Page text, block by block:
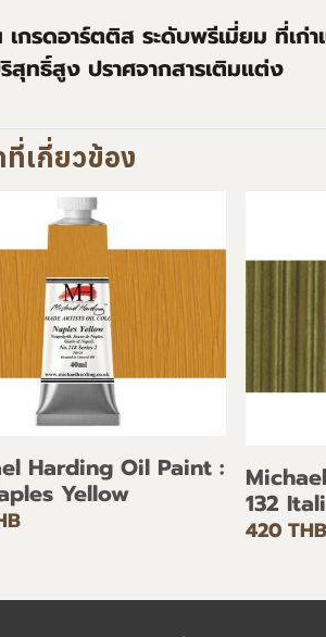
กรดอาร์ตติส ระดับพรีเมี่ยม ที่เก่
สุทธิ์สูง ปราศจากสารเติมแต่ง
เกี่ยวข้อง
Harding Oil Paint :
Yellow
132
420 THB